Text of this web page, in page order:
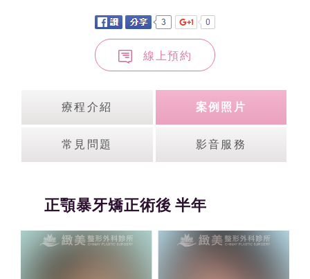
線上預約
療程介紹 案例照片
常見問題 影音服務
正顎暴牙矯正術後 半年